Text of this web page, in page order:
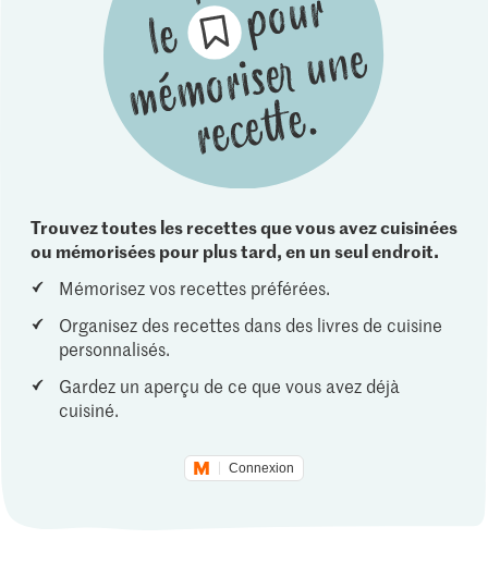
Trouvez toutes les recettes que vous avez cuisinées
ou mémorisées pour plus tard, en un seul endroit.
Mémorisez vos recettes préférées.
Organisez des recettes dans des livres de cuisine
personnalisés.
Gardez un aperçu de ce que vous avez déjà
cuisiné.
Connexion